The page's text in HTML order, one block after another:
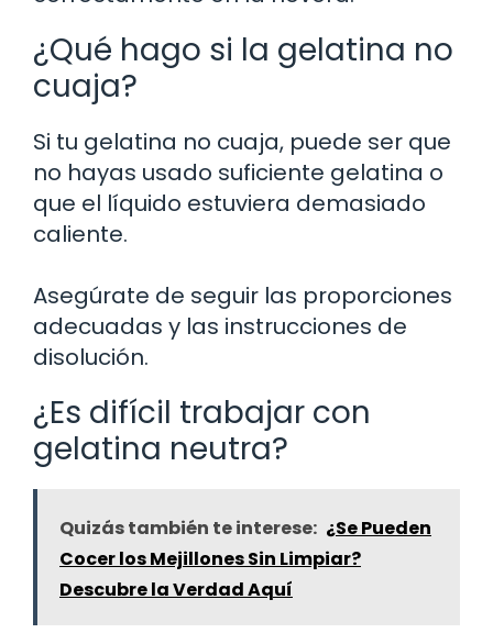
¿Qué hago si la gelatina no
cuaja?
Si tu gelatina no cuaja, puede ser que
no hayas usado suficiente gelatina o
que el líquido estuviera demasiado
caliente.
Asegúrate de seguir las proporciones
adecuadas y las instrucciones de
disolución.
¿Es difícil trabajar con
gelatina neutra?
Quizás también te interese: ¿Se Pueden
Cocer los Mejillones Sin Limpiar?
Descubre la Verdad Aquí